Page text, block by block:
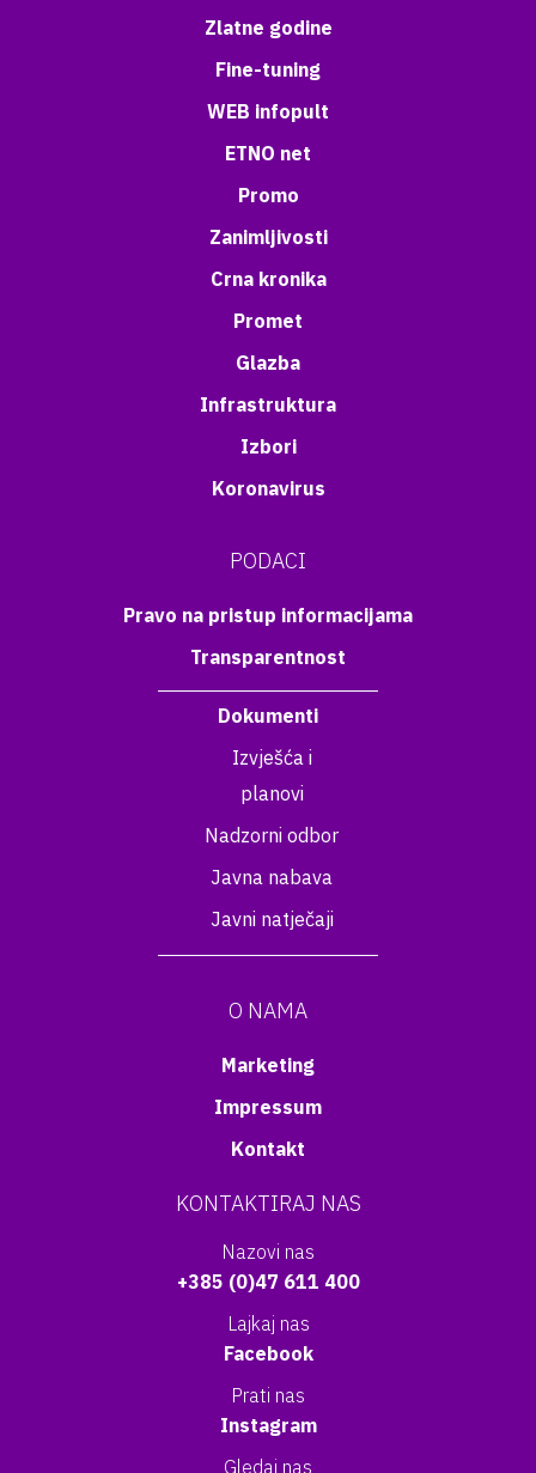
Zlatne godine
Fine-tuning
WEB infopult
ETNO net
Promo
Zanimljivosti
Crna kronika
Promet
Glazba
Infrastruktura
Izbori
Koronavirus
PODACI
Pravo na pristup informacijama
Transparentnost
Dokumenti
Izvješća i
planovi
Nadzorni odbor
Javna nabava
Javni natječaji
O NAMA
Marketing
Impressum
Kontakt
KONTAKTIRAJ NAS
Nazovi nas
+385 (0)47 611 400
Lajkaj nas
Facebook
Prati nas
Instagram
Gledaj nas